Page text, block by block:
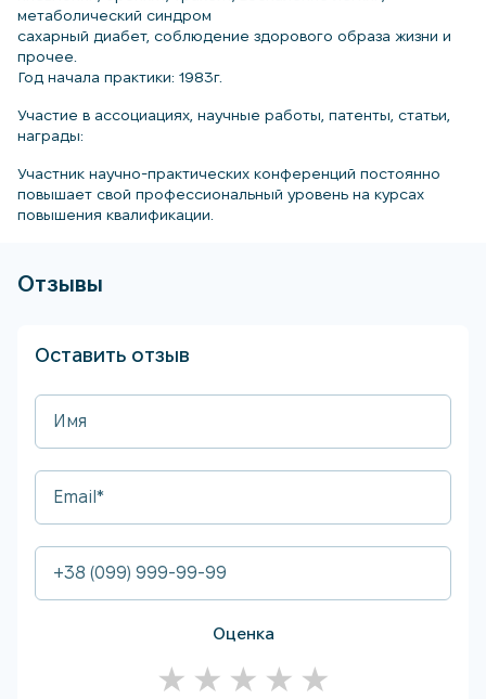
метаболический синдром
сахарный диабет, соблюдение здорового образа жизни и
прочее.
Год начала практики: 1983г.
Участие в ассоциациях, научные работы, патенты, статьи,
награды:
Участник научно-практических конференций постоянно
повышает свой профессиональный уровень на курсах
повышения квалификации.
Отзывы
Оставить отзыв
Оценка
★
★
★
★
★